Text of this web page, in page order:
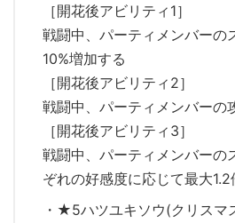
［開花後アビリティ1］
戦闘中、パーティメンバーの
10%増加する
［開花後アビリティ2］
戦闘中、パーティメンバーの
［開花後アビリティ3］
戦闘中、パーティメンバーの
ぞれの好感度に応じて最大1.2
・★5ハツユキソウ(クリスマ